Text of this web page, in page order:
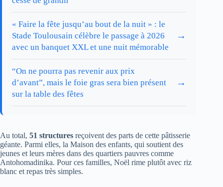
« Faire la fête jusqu’au bout de la nuit » : le
Stade Toulousain célèbre le passage à 2026
avec un banquet XXL et une nuit mémorable
→
“On ne pourra pas revenir aux prix
d’avant”, mais le foie gras sera bien présent
sur la table des fêtes
→
Au total, 51 structures reçoivent des parts de cette pâtisserie
géante. Parmi elles, la Maison des enfants, qui soutient des
jeunes et leurs mères dans des quartiers pauvres comme
Antohomadinika. Pour ces familles, Noël rime plutôt avec riz
blanc et repas très simples.